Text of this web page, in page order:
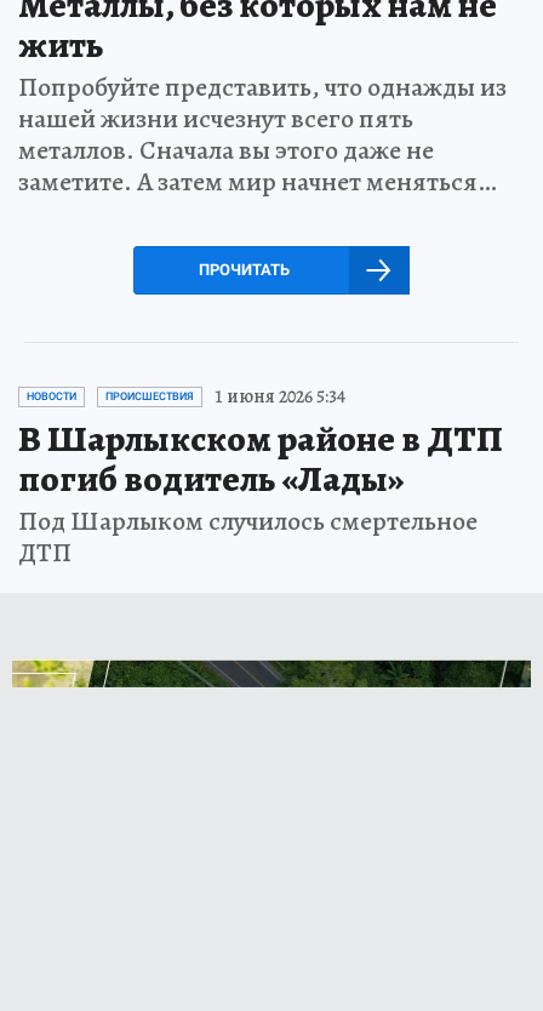
жить
Попробуйте представить, что однажды из
нашей жизни исчезнут всего пять
металлов. Сначала вы этого даже не
заметите. А затем мир начнет меняться…
ПРОЧИТАТЬ
НОВОСТИ ПРОИСШЕСТВИЯ 1 июня 2026 5:34
В Шарлыкском районе в ДТП
погиб водитель «Лады»
Под Шарлыком случилось смертельное
ДТП